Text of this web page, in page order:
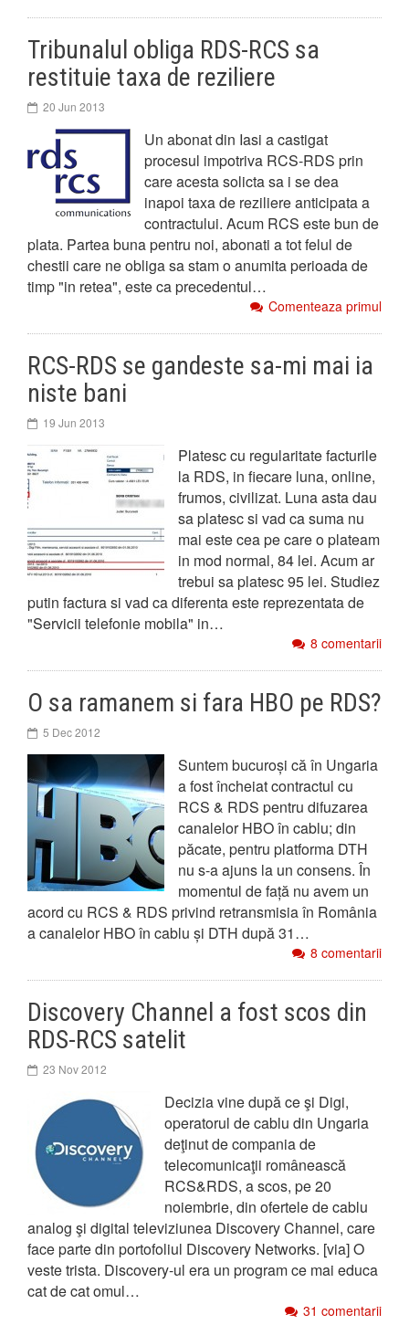
Tribunalul obliga RDS-RCS sa
restituie taxa de reziliere
20 Jun 2013
Un abonat din Iasi a castigat
procesul impotriva RCS-RDS prin
care acesta solicta sa i se dea
inapoi taxa de reziliere anticipata a
contractului. Acum RCS este bun de
plata. Partea buna pentru noi, abonati a tot felul de
chestii care ne obliga sa stam o anumita perioada de
timp "in retea", este ca precedentul…
Comenteaza primul
RCS-RDS se gandeste sa-mi mai ia
niste bani
19 Jun 2013
Platesc cu regularitate facturile
la RDS, in fiecare luna, online,
frumos, civilizat. Luna asta dau
sa platesc si vad ca suma nu
mai este cea pe care o plateam
in mod normal, 84 lei. Acum ar
trebui sa platesc 95 lei. Studiez
putin factura si vad ca diferenta este reprezentata de
"Servicii telefonie mobila" in…
8 comentarii
O sa ramanem si fara HBO pe RDS?
5 Dec 2012
Suntem bucuroși că în Ungaria
a fost încheiat contractul cu
RCS & RDS pentru difuzarea
canalelor HBO în cablu; din
păcate, pentru platforma DTH
nu s-a ajuns la un consens. În
momentul de față nu avem un
acord cu RCS & RDS privind retransmisia în România
a canalelor HBO în cablu și DTH după 31…
8 comentarii
Discovery Channel a fost scos din
RDS-RCS satelit
23 Nov 2012
Decizia vine după ce şi Digi,
operatorul de cablu din Ungaria
deţinut de compania de
telecomunicaţii românească
RCS&RDS, a scos, pe 20
noiembrie, din ofertele de cablu
analog şi digital televiziunea Discovery Channel, care
face parte din portofoliul Discovery Networks. [via] O
veste trista. Discovery-ul era un program ce mai educa
cat de cat omul…
31 comentarii